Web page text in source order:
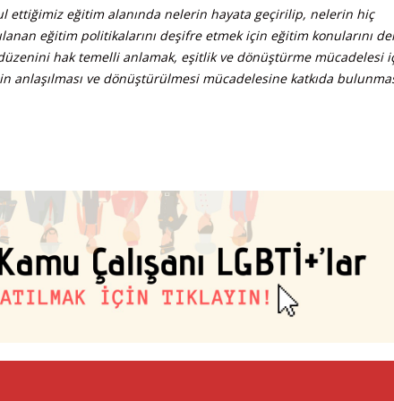
ettiğimiz eğitim alanında nelerin hayata geçirilip, nelerin hiç
eğitim politikalarını deşifre etmek için eğitim konularını
hak temelli anlamak, eşitlik ve dönüştürme mücadelesi
ve dönüştürülmesi mücadelesine katkıda